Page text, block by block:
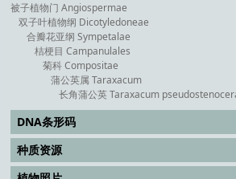
被子植物门 Angiospermae
双子叶植物纲 Dicotyledoneae
合瓣花亚纲 Sympetalae
桔梗目 Campanulales
菊科 Compositae
蒲公英属 Taraxacum
长角蒲公英 Taraxacum
DNA条形码
种质资源